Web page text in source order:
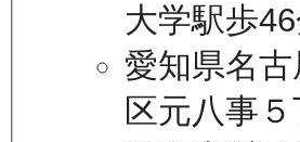
大学駅歩
愛知県名古
区元八事５